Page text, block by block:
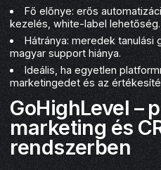
Fő előnye: erős
kezelés, white-label lehetőség.
Hátránya: meredek tanulási
magyar support hiánya.
Ideális, ha egyetlen
marketingedet és az
GoHighLevel –
marketing és
rendszerben